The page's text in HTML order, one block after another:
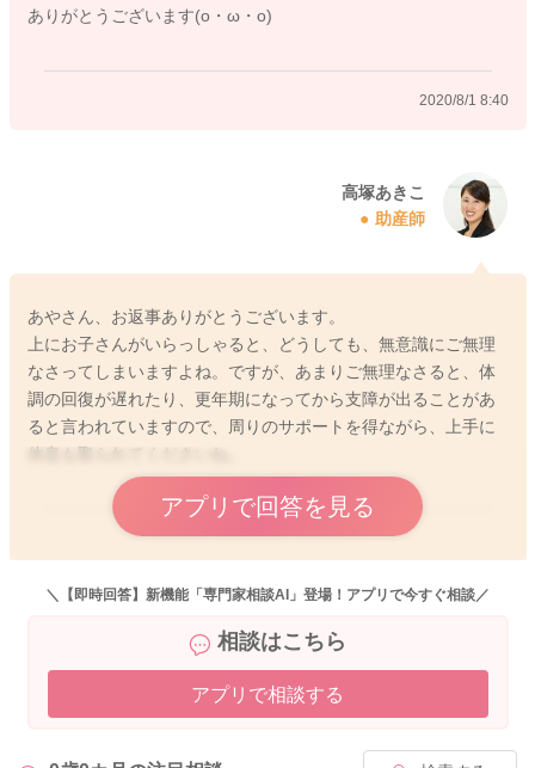
2020/8/1 0:49
ありがとうございます(o・ω・o)
2020/8/1 8:40
高塚あきこ
助産師
あやさん、お返事ありがとうございます。
上にお子さんがいらっしゃると、どうしても、無意識にご無理
なさってしまいますよね。ですが、あまりご無理なさると、体
調の回復が遅れたり、更年期になってから支障が出ることがあ
ると言われていますので、周りのサポートを得ながら、上手に
休息も取られてくださいね。
アプリで回答を見る
2020/8/1 14:12
＼【即時回答】新機能「専門家相談AI」登場！アプリで今すぐ相談／
相談はこちら
アプリで相談する